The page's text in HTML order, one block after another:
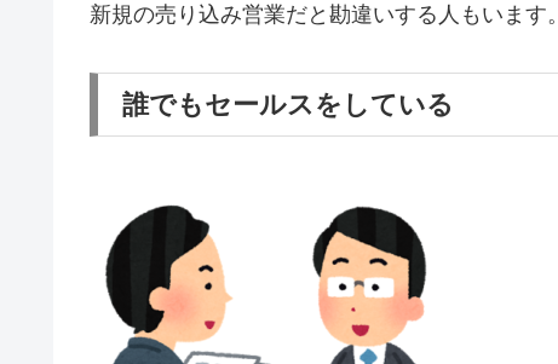
新規の売り込み営業だと勘違いする人もいます。
誰でもセールスをしている